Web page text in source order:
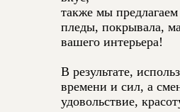
также мы
пледы, покрывала,
вашего интерьера!
В результате,
времени и сил, а
удовольствие,